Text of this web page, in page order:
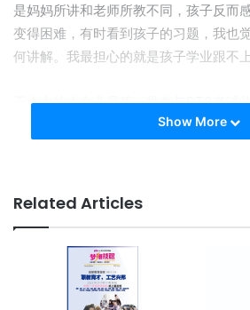
是妈妈所讲和老师所教不同，孩子反而
变得困难，有时看到孩子的习题，我也
何讲解。我最担心的就是孩子学业跟不
王太太的大女儿是第一批参与PT3考试
SPM考试，同时，第二个孩子也将迎接
太太不禁疑惑：为什么要为难孩子呢？
不过，教专总秘书拿督骆燕萍却认为，
Show More
Related Articles